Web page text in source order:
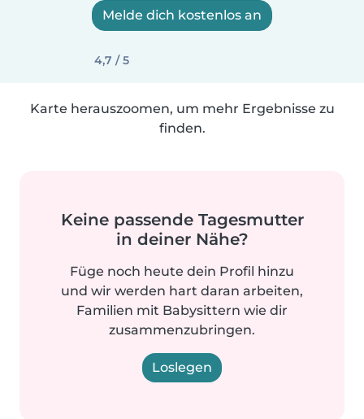
Melde dich kostenlos an
4,7 / 5
Karte herauszoomen, um mehr Ergebnisse zu
finden.
Keine passende Tagesmutter
in deiner Nähe?
Füge noch heute dein Profil hinzu
und wir werden hart daran arbeiten,
Familien mit Babysittern wie dir
zusammenzubringen.
Loslegen